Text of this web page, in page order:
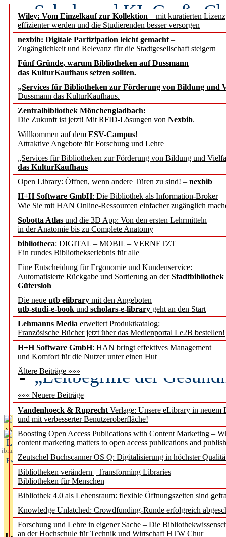
Wiley: Vom Einzelkauf zur Kollektion – mit kuratierten
effizienter werden und die Studierenden besser versorgen
nexbib: Digitale Partizipation leicht gemacht –
Zugänglichkeit und Relevanz für die Stadtgesellschaft steigern
Fünf Gründe, warum Bibliotheken auf Dussmann
das KulturKaufhaus setzen sollten.
„Services für Bibliotheken zur Förderung von Bildung und
Dussmann das KulturKaufhaus.
Zentralbibliothek Mönchengladbach:
Die Zukunft ist jetzt! Mit RFID-Lösungen von Nexbib.
Willkommen auf dem ESV-Campus!
Attraktive Angebote für Forschung und Lehre
„Services für Bibliotheken zur Förderung von Bildung und
das KulturKaufhaus
Open Library: Öffnen, wenn andere Türen zu sind! – nexbib
H+H Software GmbH: Die Bibliothek als Information-Broker
Wie Sie mit HAN Online-Ressourcen einfacher zugänglich
Sobotta Atlas und die 3D App: Von den ersten Lehrmitteln
in der Anatomie bis zu Complete Anatomy
bibliotheca: DIGITAL – MOBIL – VERNETZT
Ein rundes Bibliothekserlebnis für alle
Eine Entscheidung für Ergonomie und Kundenservice:
Automatisierte Rückgabe und Sortierung an derStadtbibliothek
Gütersloh
Die neue utb elibrary mit den Angeboten
utb-studi-e-book und scholars-e-library geht an den Start
Lehmanns Media erweitert Produktkatalog:
Französische Bücher jetzt über das Medienportal Le2B bestellen!
H+H Software GmbH: HAN bringt effektives Management
und Komfort für die Nutzer unter einen Hut
Ältere Beiträge »»»
««« Neuere Beiträge
Vandenhoeck & Ruprecht Verlage: Unsere eLibrary in neuem
und mit verbesserter Benutzeroberfläche!
Boosting Open Access Publications with Content Marketing –
content marketing matters to open access publications and
Zeutschel Buchscanner OS Q: Digitalisierung in höchster
Bibliotheken verändern | Transforming Libraries
Bibliotheken für Menschen
Bibliothek 4.0 als Lebensraum: flexible Öffnungszeiten sind
Knowledge Unlatched: Crowdfunding-Runde erfolgreich
Forschung und Lehre in eigener Sache – Die
an der Hochschule für Technik und Wirtschaft HTW Chur
Schule und KI: Große
Voraussetzungen
Erfolgreiches erstes
Segment Research –
angepasst
konstruktiv!
Mohr Siebeck
und die Zeitschrift für
Francke Attempto
EBSCO Information
Recherchefunktionen in
Sorbisches Institut neu
Geschichte und
Künstliche Intelligenz
besser zu verstehen
„Leitbegriffe der
des BIÖG erscheinen
Aktuelles aus
L
ibrary
Essentials